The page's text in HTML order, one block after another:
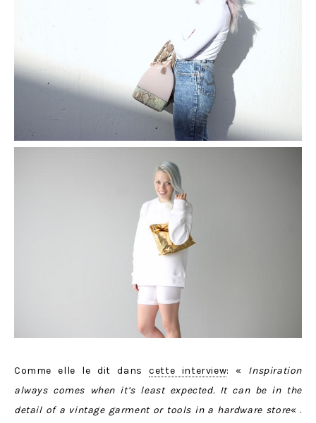
Comme elle le dit danscette interview: « Inspiration
always comes when it’s least expected. It can be in the
detail of a vintage garment or tools in a hardware store« .